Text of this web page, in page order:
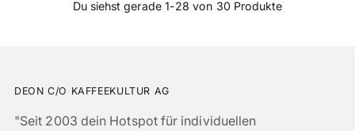
Du siehst gerade 1-28 von 30 Produkte
DEON C/O KAFFEEKULTUR AG
"Seit 2003 dein Hotspot für individuellen